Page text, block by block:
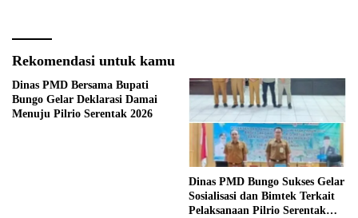
Rekomendasi untuk kamu
Dinas PMD Bersama Bupati
Bungo Gelar Deklarasi Damai
Menuju Pilrio Serentak 2026
Dinas PMD Bungo Sukses Gelar
Sosialisasi dan Bimtek Terkait
Pelaksanaan Pilrio Serentak